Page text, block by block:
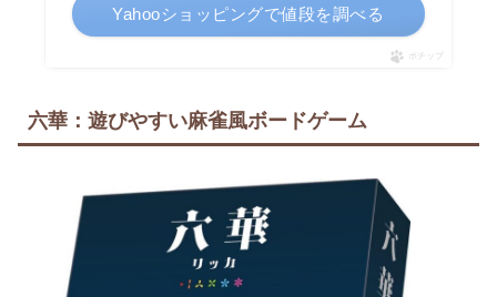
Yahooショッピングで値段を調べる
ポチップ
六華：遊びやすい麻雀風ボードゲーム